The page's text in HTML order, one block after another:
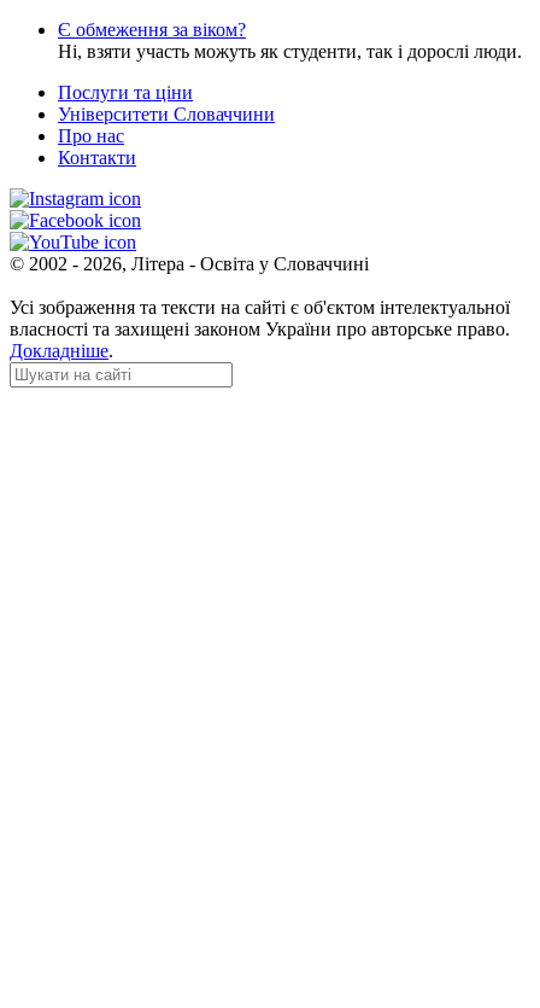
Є обмеження за віком?
Ні, взяти участь можуть як студенти, так і дорослі люди.
Послуги та ціни
Університети Словаччини
Про нас
Контакти
© 2002 - 2026, Літера - Освіта у Словаччині
Усі зображення та тексти на сайті є об'єктом інтелектуальної
власності та захищені законом України про авторське право.
Докладніше.